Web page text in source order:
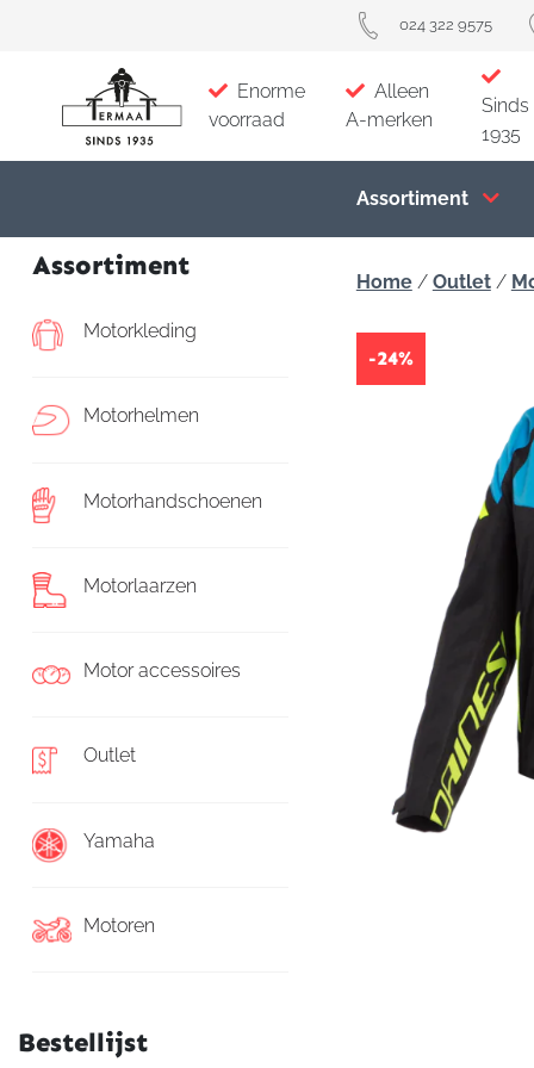
024 322 9575
Enorme
voorraad
Alleen
A-merken
Sinds
1935
Assortiment
Assortiment
Motorkleding
Motorhelmen
Motorhandschoenen
Motorlaarzen
Motor accessoires
Outlet
Yamaha
Motoren
Bestellijst
Home/ Outlet/
-24%